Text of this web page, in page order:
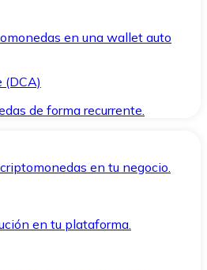
en una wallet auto
(DCA)
de forma recurrente.
en tu negocio.
en tu plataforma.